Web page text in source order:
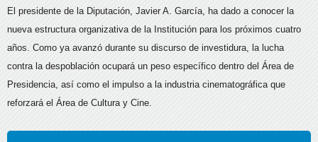
El presidente de la Diputación, Javier A. García, ha dado a conocer la
nueva estructura organizativa de la Institución para los próximos cuatro
años. Como ya avanzó durante su discurso de investidura, la lucha
contra la despoblación ocupará un peso específico dentro del Área de
Presidencia, así como el impulso a la industria cinematográfica que
reforzará el Área de Cultura y Cine.